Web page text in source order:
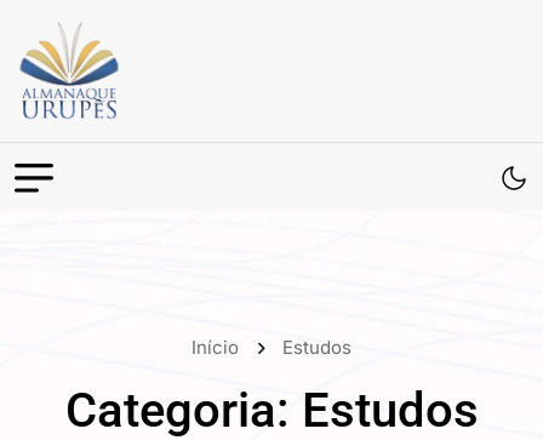
Início Estudos
Categoria: Estudos